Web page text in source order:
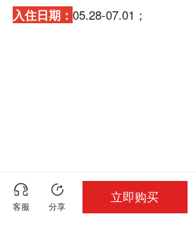
入住日期： 05.28-07.01；
客服 分享
立即购买